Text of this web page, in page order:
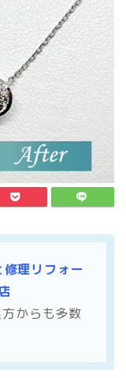
理リフォー
からも多数